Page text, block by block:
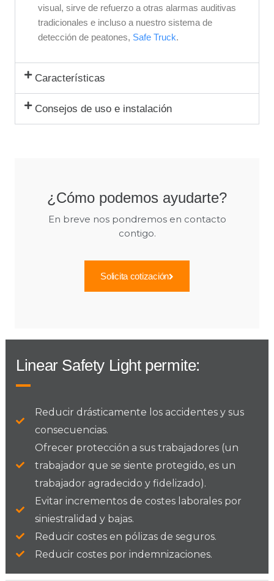
visual, sirve de refuerzo a otras alarmas auditivas
tradicionales e incluso a nuestro sistema de
detección de peatones, Safe Truck.
Características
Consejos de uso e instalación
¿Cómo podemos ayudarte?
En breve nos pondremos en contacto
contigo.
Solicita cotización
Linear Safety Light permite:
Reducir drásticamente los accidentes y sus
consecuencias.
Ofrecer protección a sus trabajadores (un
trabajador que se siente protegido, es un
trabajador agradecido y fidelizado).
Evitar incrementos de costes laborales por
siniestralidad y bajas.
Reducir costes en pólizas de seguros.
Reducir costes por indemnizaciones.